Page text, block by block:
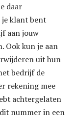
daar
je klant bent
aan jouw
Ook kun je aan
uit hun
bedrijf de
rekening mee
achtergelaten
nummer in een